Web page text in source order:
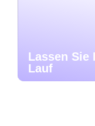
Lassen Sie
Lauf